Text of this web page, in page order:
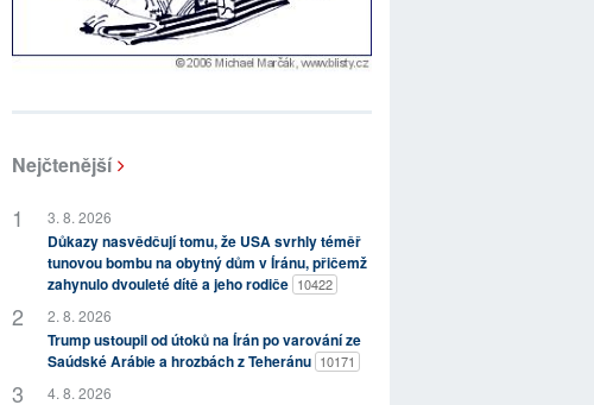
Nejčtenější
3. 8. 2026
Důkazy nasvědčují tomu, že USA svrhly téměř
tunovou bombu na obytný dům v Íránu, přičemž
zahynulo dvouleté dítě a jeho rodiče 10422
2. 8. 2026
Trump ustoupil od útoků na Írán po varování ze
Saúdské Arábie a hrozbách z Teheránu 10171
4. 8. 2026